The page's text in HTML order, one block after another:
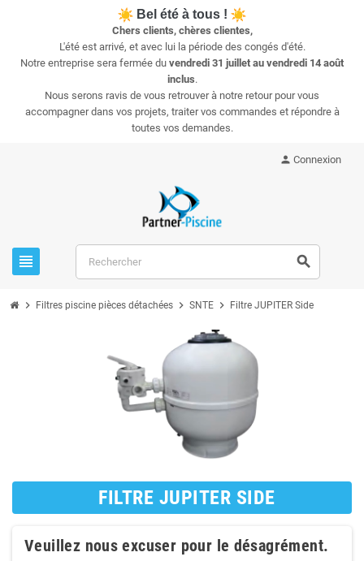
Bel été à tous !
Chers clients, chères clientes,
L'été est arrivé, et avec lui la période des congés d'été.
Notre entreprise sera fermée du vendredi 31 juillet au vendredi 14 août
inclus.
Nous serons ravis de vous retrouver à notre retour pour vous
accompagner dans vos projets, traiter vos commandes et répondre à
toutes vos demandes.
view_headline search
person Connexion
chevron_right Filtres piscine pièces détachées chevron_right SNTE chevron_right Filtre JUPITER Side
FILTRE JUPITER SIDE
Veuillez nous excuser pour le désagrément.